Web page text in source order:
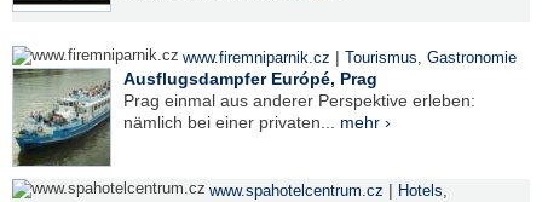
www.firemniparnik.cz | Tourismus Gastronomie
Ausflugsdampfer Európé, Prag
Prag einmal aus anderer Perspektive erleben:
nämlich bei einer privaten... mehr ›
www.spahotelcentrum.cz | Hotels